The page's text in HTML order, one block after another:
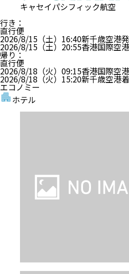
キャセイパシフィック航空
行き ：
直行便
2026/8/15（土） 16:40新千歳空港発
2026/8/15（土） 20:55香港国際空港
帰り ：
直行便
2026/8/18（火） 09:15香港国際空港
2026/8/18（火） 15:20新千歳空港着
エコノミー
ホテル